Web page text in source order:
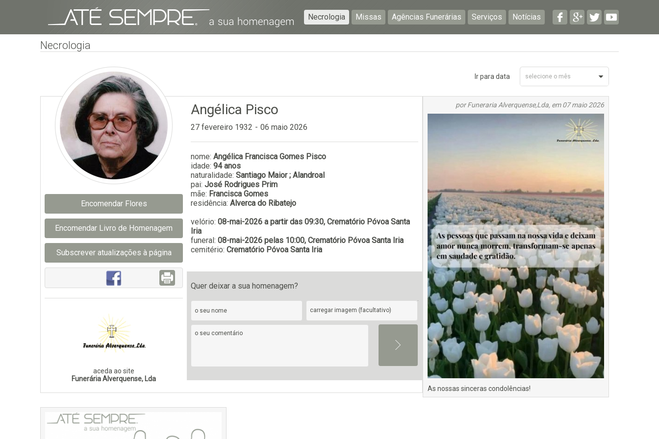
Necrologia Missas Agências Funerárias Serviços Notícias
Necrologia
Angélica Pisco
27 fevereiro 1932 - 06 maio 2026
nome: Angélica Francisca Gomes Pisco
idade: 94 anos
naturalidade: Santiago Maior ; Alandroal
pai: José Rodrigues Prim
mãe: Francisca Gomes
residência: Alverca do Ribatejo
velório: 08-mai-2026 a partir das 09:30, Crematório Póvoa Santa
Iria
funeral: 08-mai-2026 pelas 10:00, Crematório Póvoa Santa Iria
cemitério: Crematório Póvoa Santa Iria
Encomendar Flores
Encomendar Livro de Homenagem
Subscrever atualizações à página
aceda ao site
Funerária Alverquense, Lda
Quer deixar a sua homenagem?
carregar imagem (facultativo)
selecione o mês
Maio 2026
Ir para data
por Funeraria Alverquense,Lda, em 07 maio 2026
As nossas sinceras condolências!
falecimentos em determinado concelho.